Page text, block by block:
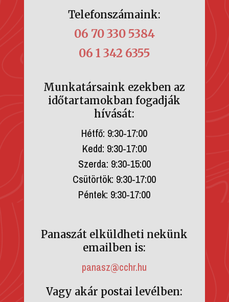
Telefonszámaink:
06 70 330 5384
06 1 342 6355
Munkatársaink ezekben az
időtartamokban fogadják
hívását:
Hétfő: 9:30-17:00
Kedd: 9:30-17:00
Szerda: 9:30-15:00
Csütörtök: 9:30-17:00
Péntek: 9:30-17:00
Panaszát elküldheti nekünk
emailben is:
panasz@cchr.hu
Vagy akár postai levélben: